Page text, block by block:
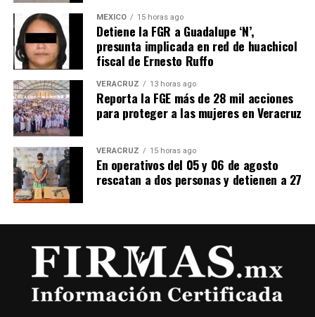
MÉXICO 15 horas ago
Detiene la FGR a Guadalupe ‘N’,
presunta implicada en red de huachicol
fiscal de Ernesto Ruffo
VERACRUZ 13 horas ago
Reporta la FGE más de 28 mil acciones
para proteger a las mujeres en Veracruz
VERACRUZ 15 horas ago
En operativos del 05 y 06 de agosto
rescatan a dos personas y detienen a 27